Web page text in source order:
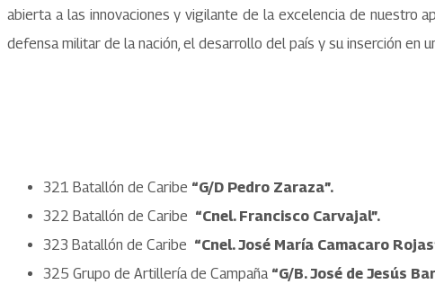
abierta a las innovaciones y vigilante de la excelencia de nuestro
defensa militar de la nación, el desarrollo del país y su inserción en
321 Batallón de Caribe “G/D Pedro Zaraza”.
322 Batallón de Caribe “Cnel. Francisco Carvajal”.
323 Batallón de Caribe “Cnel. José María Camacaro
325 Grupo de Artillería de Campaña “G/B. José de Jesús